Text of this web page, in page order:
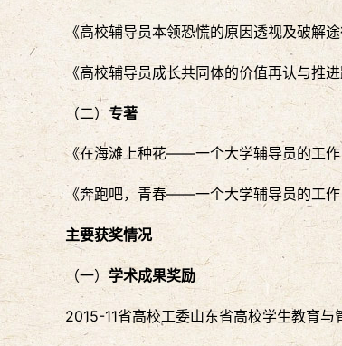
《高校辅导员本领恐慌的原因透视及破解
《高校辅导员成长共同体的价值再认与推
（二）专著
《在海滩上种花——一个大学辅导员的工作
《奔跑吧，青春——一个大学辅导员的工
主要获奖情况
（一） 学术成果奖励
2015-11省高校工委山东省高校学生教育